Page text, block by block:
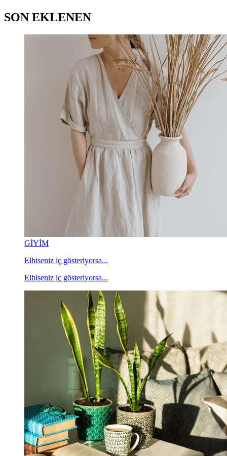
SON EKLENEN
GİYİM
Elbiseniz iç gösteriyorsa...
Elbiseniz iç gösteriyorsa...